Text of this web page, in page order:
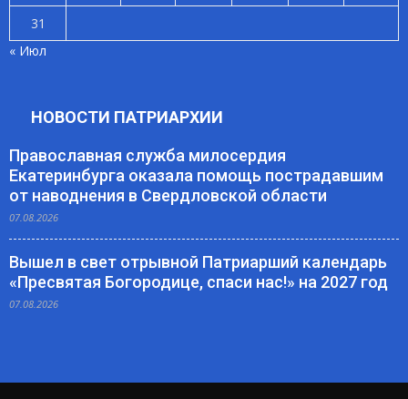
31
« Июл
НОВОСТИ ПАТРИАРХИИ
Православная служба милосердия
Екатеринбурга оказала помощь пострадавшим
от наводнения в Свердловской области
07.08.2026
Вышел в свет отрывной Патриарший календарь
«Пресвятая Богородице, спаси нас!» на 2027 год
07.08.2026